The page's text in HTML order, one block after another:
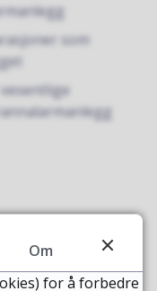
som
Om
for å forbedre